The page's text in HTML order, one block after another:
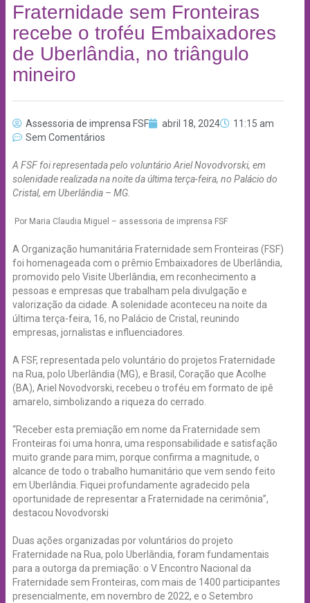
Fraternidade sem Fronteiras
recebe o troféu Embaixadores
de Uberlândia, no triângulo
mineiro
Assessoria de imprensa FSF abril 18, 2024
11:15 am
Sem Comentários
A FSF foi representada pelo voluntário Ariel Novodvorski, em
solenidade realizada na noite da última terça-feira, no Palácio do
Cristal, em Uberlândia – MG.
Por Maria Claudia Miguel – assessoria de imprensa FSF
A Organização humanitária Fraternidade sem Fronteiras (FSF)
foi homenageada com o prêmio Embaixadores de Uberlândia,
promovido pelo Visite Uberlândia, em reconhecimento a
pessoas e empresas que trabalham pela divulgação e
valorização da cidade. A solenidade aconteceu na noite da
última terça-feira, 16, no Palácio de Cristal, reunindo
empresas, jornalistas e influenciadores.
A FSF, representada pelo voluntário do projetos Fraternidade
na Rua, polo Uberlândia (MG), e Brasil, Coração que Acolhe
(BA), Ariel Novodvorski, recebeu o troféu em formato de ipê
amarelo, simbolizando a riqueza do cerrado.
“Receber esta premiação em nome da Fraternidade sem
Fronteiras foi uma honra, uma responsabilidade e satisfação
muito grande para mim, porque confirma a magnitude, o
alcance de todo o trabalho humanitário que vem sendo feito
em Uberlândia. Fiquei profundamente agradecido pela
oportunidade de representar a Fraternidade na cerimônia”,
destacou Novodvorski
Duas ações organizadas por voluntários do projeto
Fraternidade na Rua, polo Uberlândia, foram fundamentais
para a outorga da premiação: o V Encontro Nacional da
Fraternidade sem Fronteiras, com mais de 1400 participantes
presencialmente, em novembro de 2022, e o Setembro